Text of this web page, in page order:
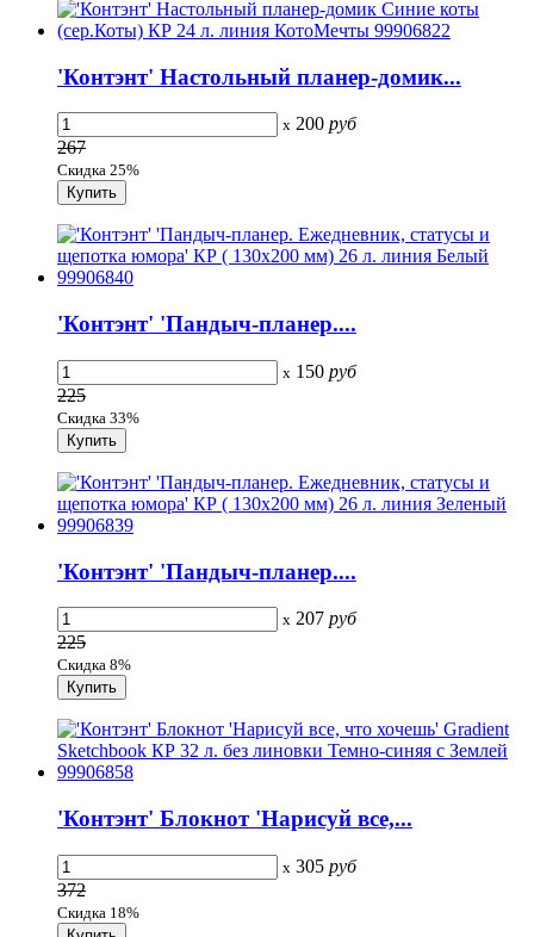
'Контэнт' Настольный планер-домик...
x 200 руб
267
Скидка 25%
'Контэнт' 'Пандыч-планер....
x 150 руб
225
Скидка 33%
'Контэнт' 'Пандыч-планер....
x 207 руб
225
Скидка 8%
'Контэнт' Блокнот 'Нарисуй все,...
x 305 руб
372
Скидка 18%